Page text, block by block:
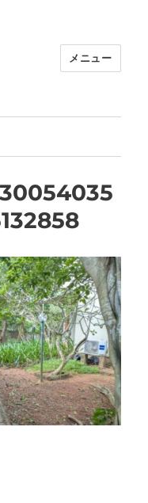
美容室｜moi
アサロン｜オ
天神エリアで
で営業｜天然
ン｜
メニュー